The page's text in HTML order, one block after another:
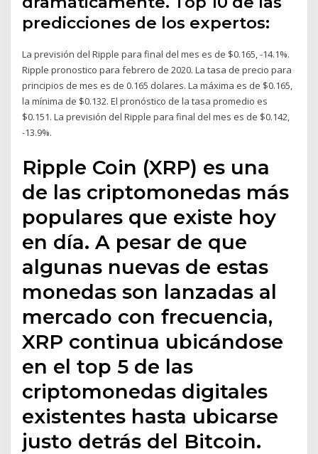
predicciones de los expertos:
La previsión del Ripple para final del mes es de $0.165, -14.1%.
Ripple pronostico para febrero de 2020. La tasa de precio para
principios de mes es de 0.165 dolares. La máxima es de $0.165,
la mínima de $0.132. El pronóstico de la tasa promedio es
$0.151. La previsión del Ripple para final del mes es de $0.142,
-13.9%.
Ripple Coin (XRP) es una
de las criptomonedas más
populares que existe hoy
en día. A pesar de que
algunas nuevas de estas
monedas son lanzadas al
mercado con frecuencia,
XRP continua ubicándose
en el top 5 de las
criptomonedas digitales
existentes hasta ubicarse
justo detrás del Bitcoin.